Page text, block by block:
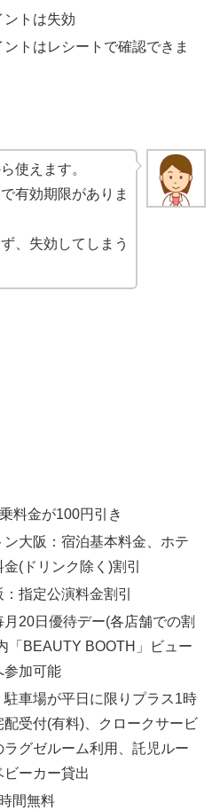
ントは失効
トはレシートで確認できま
使えます。
有効期限がありま
、失効してしまう
料金が100円引き
大阪：宿泊基本料金、ホテ
(ドリンク除く)割引
指定公演料金割引
20日優待デー(各店舗での割
「BEAUTY BOOTH」ビュー
参加可能
車場が平日に限りプラス1時
受付(有料)、クロークサービ
グゼルーム利用、託児ルー
ビーカー貸出
間無料